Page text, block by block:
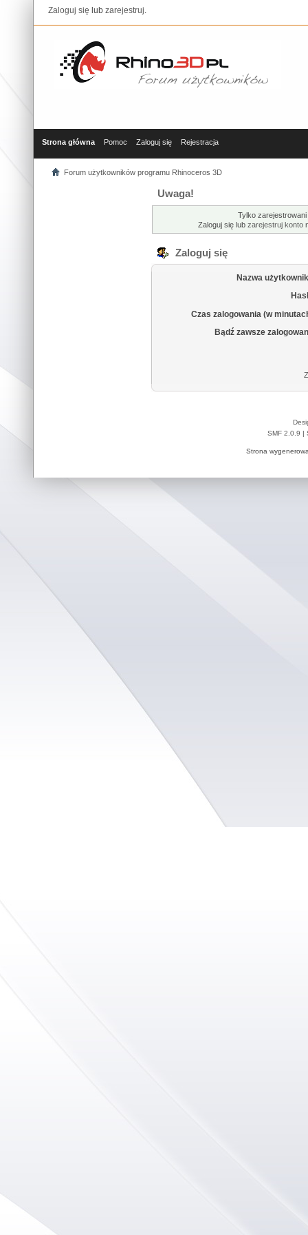
Zaloguj się lub zarejestruj.
Strona główna Pomoc Zaloguj się Rejestracja
Forum użytkowników programu Rhinoceros 3D
Uwaga!
Tylko
Zaloguj się lub zarejestruj konto
Zaloguj się
Nazwa
Czas zalogowania (w
Bądź zawsze
SMF 2.0.9
Strona